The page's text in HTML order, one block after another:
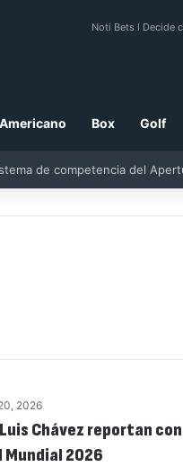
Noti Bets I Decide
Box Golf
2026
Chávez reportan con
Mundial 2026